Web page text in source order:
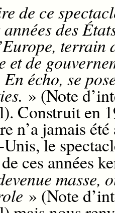
de ce
des
terrain
et de
écho, se
» (Note
Construit en
n’a jamais
le
ces années
masse,
» (Note